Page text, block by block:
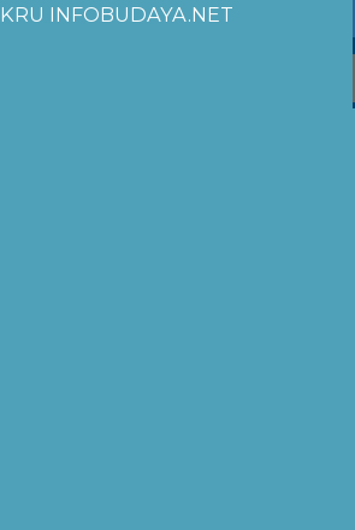
KRU INFOBUDAYA.NET